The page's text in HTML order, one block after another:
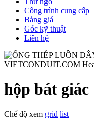
Công trình cung cấp
Bảng giá
Góc kỹ thuật
Liên hệ
hộp bát giác
Chế độ xem grid list